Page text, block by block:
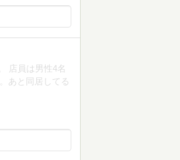
店員は男性4名
あと同居してる